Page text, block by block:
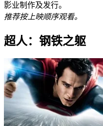
影业制作及发行。
推荐按上映顺序观看。
超人：钢铁之躯